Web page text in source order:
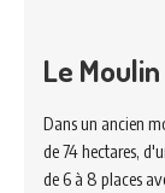
Le
Dans un ancien
de 74 hectares,
de 6 à 8 places